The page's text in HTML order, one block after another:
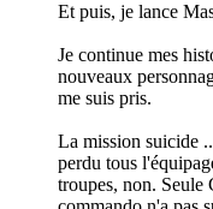
Et puis, je lance
Je continue mes
nouveaux
me suis pris.
La mission suicide
perdu tous
troupes, non. Seule